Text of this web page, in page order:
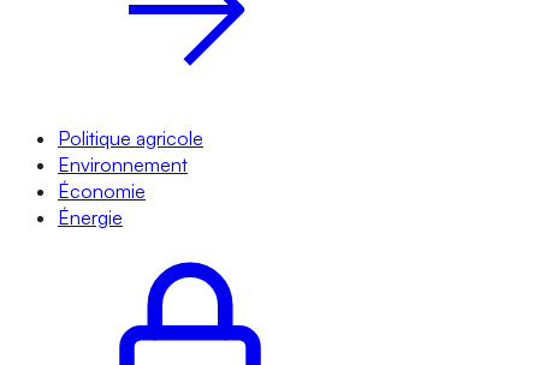
Politique agricole
Environnement
Économie
Énergie